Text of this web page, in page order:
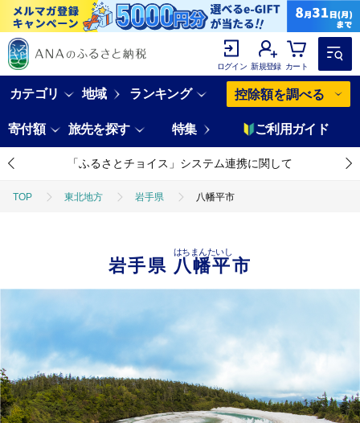
ログイン 新規登録 カート
カテゴリ 地域 ランキング 控除額を調べる
寄付額 旅先を探す 特集 ご利用ガイド
「ふるさとチョイス」システム連携に関して
TOP 東北地方 岩手県 八幡平市
岩手県 八幡平市
はちまんたいし